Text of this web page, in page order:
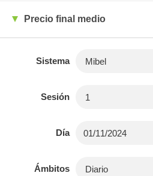
Precio final medio
Sistema
Sesión
Día
Ámbitos